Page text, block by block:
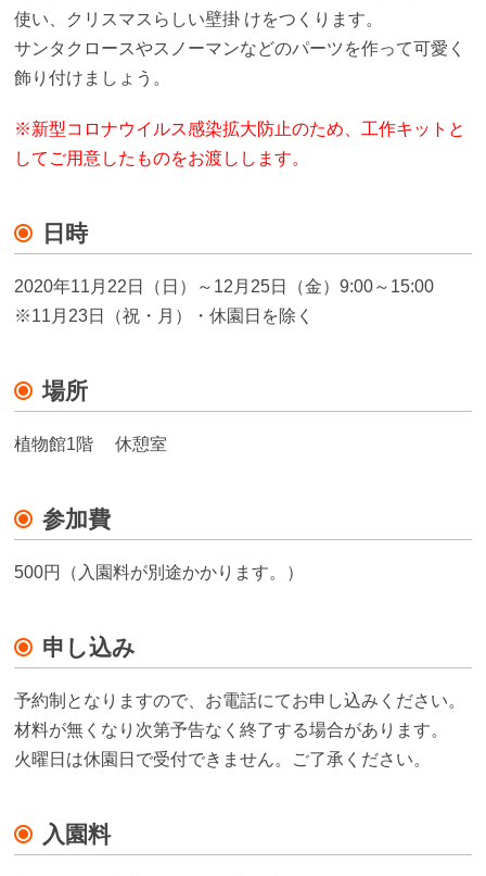
使い、クリスマスらしい壁掛 けをつくります。
サンタクロースやスノーマンなどのパーツを作って可愛く
飾り付けましょう。
※新型コロナウイルス感染拡大防止のため、工作キットと
してご用意したものをお渡しします。
日時
2020年11月22日（日）～12月25日（金）9:00～15:00
※11月23日（祝・月）・休園日を除く
場所
植物館1階 休憩室
参加費
500円（入園料が別途かかります。）
申し込み
予約制となりますので、お電話にてお申し込みください。
材料が無くなり次第予告なく終了する場合があります。
火曜日は休園日で受付できません。ご了承ください。
入園料